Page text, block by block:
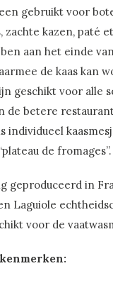
gebruikt voor
zachte kazen, paté
aan het einde
de kaas kan
geschikt voor alle
de betere
individueel
de fromages”.
geproduceerd in
Laguiole
voor de